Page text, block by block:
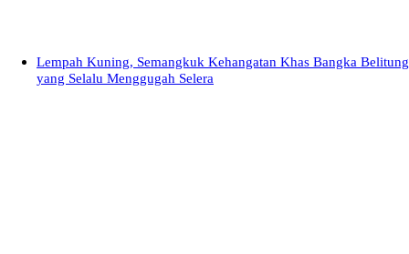
Lempah Kuning, Semangkuk Kehangatan Khas Bangka Belitung
yang Selalu Menggugah Selera